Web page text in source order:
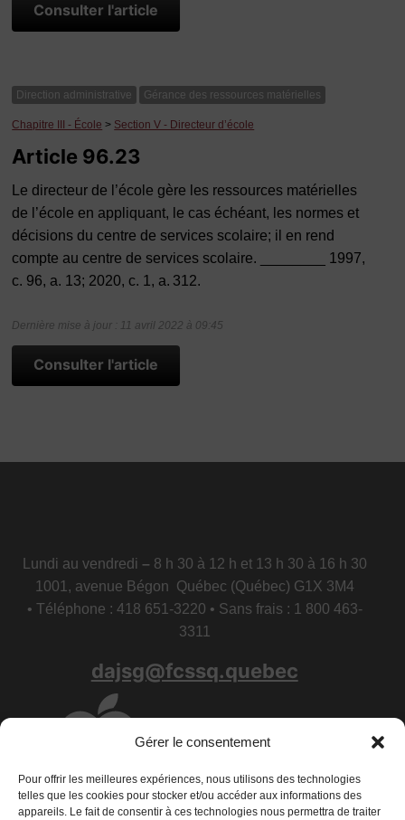
Gérer le consentement
Pour offrir les meilleures expériences, nous utilisons des technologies
telles que les cookies pour stocker et/ou accéder aux informations des
appareils. Le fait de consentir à ces technologies nous permettra de traiter
Consulter l'article
Direction administrative Gérance des ressources matérielles
Chapitre III - École > Section V - Directeur d’école
Article 96.23
Le directeur de l’école gère les ressources matérielles
de l’école en appliquant, le cas échéant, les normes et
décisions du centre de services scolaire; il en rend
compte au centre de services scolaire. ________ 1997,
c. 96, a. 13; 2020, c. 1, a. 312.
Dernière mise à jour : 11 avril 2022 à 09:45
Consulter l'article
Lundi au vendredi – 8 h 30 à 12 h et 13 h 30 à 16 h 30
1001, avenue Bégon Québec (Québec) G1X 3M4
• Téléphone : 418 651-3220 • Sans frais : 1 800 463-
3311
dajsg@fcssq.quebec